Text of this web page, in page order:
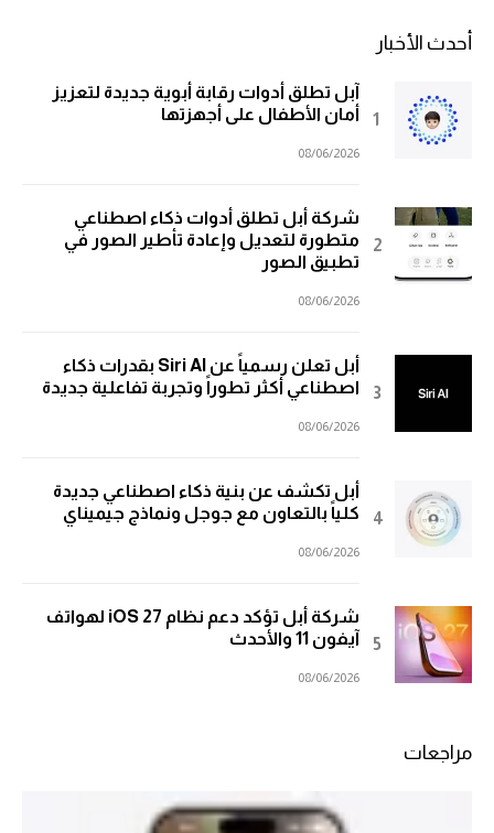
أحدث الأخبار
آبل تطلق أدوات رقابة أبوية جديدة لتعزيز
أمان الأطفال على أجهزتها
08/06/2026
شركة أبل تطلق أدوات ذكاء اصطناعي
متطورة لتعديل وإعادة تأطير الصور في
تطبيق الصور
08/06/2026
أبل تعلن رسمياً عن Siri AI بقدرات ذكاء
اصطناعي أكثر تطوراً وتجربة تفاعلية جديدة
08/06/2026
أبل تكشف عن بنية ذكاء اصطناعي جديدة
كلياً بالتعاون مع جوجل ونماذج جيميناي
08/06/2026
شركة أبل تؤكد دعم نظام iOS 27 لهواتف
آيفون 11 والأحدث
08/06/2026
مراجعات